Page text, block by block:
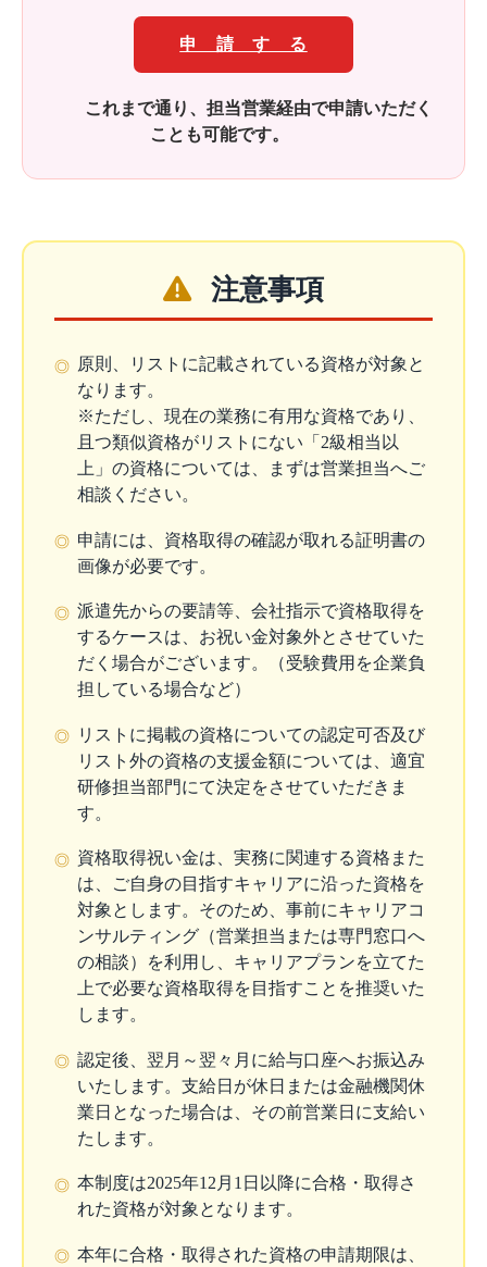
申 請 す る
これまで通り、担当営業経由で申請いただく
ことも可能です。
注意事項
◎ 原則、リストに記載されている資格が対象と
なります。
※ただし、現在の業務に有用な資格であり、
且つ類似資格がリストにない「2級相当以
上」の資格については、まずは営業担当へご
相談ください。
◎ 申請には、資格取得の確認が取れる証明書の
画像が必要です。
◎ 派遣先からの要請等、会社指示で資格取得を
するケースは、お祝い金対象外とさせていた
だく場合がございます。（受験費用を企業負
担している場合など）
◎
リストに掲載の資格についての認定可否及び
リスト外の資格の支援金額については、適宜
研修担当部門にて決定をさせていただきま
す。
◎ 資格取得祝い金は、実務に関連する資格また
は、ご自身の目指すキャリアに沿った資格を
対象とします。そのため、事前にキャリアコ
ンサルティング（営業担当または専門窓口へ
の相談）を利用し、キャリアプランを立てた
上で必要な資格取得を目指すことを推奨いた
します。
◎ 認定後、翌月～翌々月に給与口座へお振込み
いたします。支給日が休日または金融機関休
業日となった場合は、その前営業日に支給い
たします。
◎ 本制度は2025年12月1日以降に合格・取得さ
れた資格が対象となります。
◎ 本年に合格・取得された資格の申請期限は、